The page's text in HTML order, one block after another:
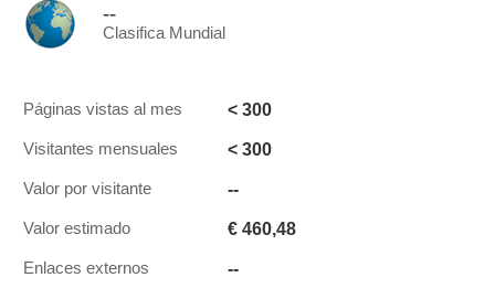
--
Clasifica Mundial
Páginas vistas al mes < 300
Visitantes mensuales < 300
Valor por visitante --
Valor estimado € 460,48
Enlaces externos --